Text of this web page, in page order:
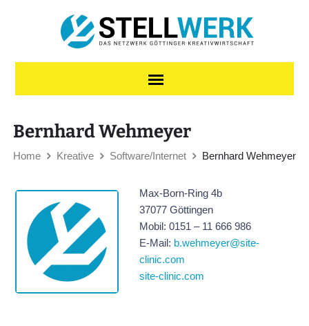
Bernhard Wehmeyer
Home Kreative Software/Internet Bernhard Wehmeyer
Max-Born-Ring 4b
37077 Göttingen
Mobil: 0151 – 11 666 986
E-Mail: b.wehmeyer@site-
clinic.com
site-clinic.com